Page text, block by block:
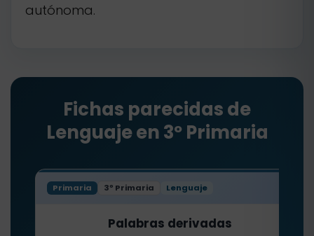
autónoma.
Fichas parecidas de
Lenguaje en 3º Primaria
Primaria 3º Primaria Lenguaje
Palabras derivadas